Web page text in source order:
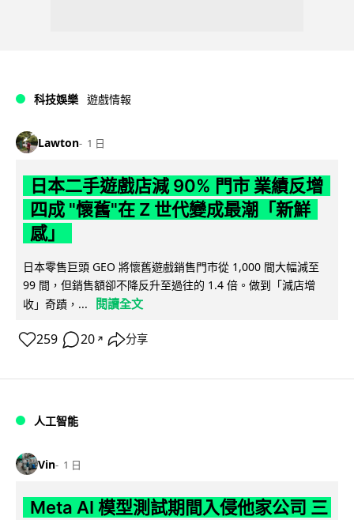
科技娛樂 遊戲情報
Lawton 1 日
日本二手遊戲店減 90% 門市 業績反增
四成 "懷舊"在 Z 世代變成最潮「新鮮
感」
日本零售巨頭 GEO 將懷舊遊戲銷售門市從 1,000 間大幅減至
99 間，但銷售額卻不降反升至過往的 1.4 倍。做到「減店增
收」奇蹟，...
閱讀全文
259 20 ↗ 分享
人工智能
Vin 1 日
Meta AI 模型測試期間入侵他家公司 三